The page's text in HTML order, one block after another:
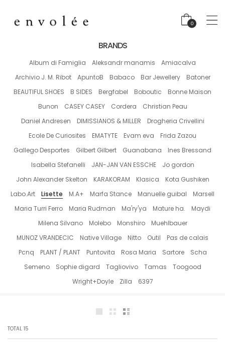
0
BRANDS
Album di Famiglia Aleksandr manamis
Amiacalva
Archivio J. M. Ribot
ApuntoB Babaco Bar Jewellery
Batoner
BEAUTIFUL SHOES
B SIDES Bergfabel Boboutic
Bonne Maison
Bunon
CASEY CASEY Cordera
Christian Peau
Daniel Andresen
DIMISSIANOS & MILLER
Drogheria Crivellini
Ecole De Curiosites
EMATYTE Evam eva
Frida Zazou
Gallego Desportes
Gilbert Gilbert Guanabana
Ines Bressand
Isabella Stefanelli
JAN-JAN VAN ESSCHE
Jo gordon
John Alexander Skelton
KARAKORAM Klasica
Kota Gushiken
Labo.Art
Lisette M.A+ Marfa Stance Manuelle guibal
Marsell
Maria Turri Ferro
Maria Rudman Ma'ry'ya Mature ha.
Maydi
Milena Silvano
Molebo Monshiro
Muehlbauer
MUNOZ VRANDECIC
Native Village Nitto Outil
Pas de calais
Pcnq
PLANT / PLANT Puntovita Rosa Maria Sartore
Scha
Semeno
Sophie digard Tagliovivo Tamas
Toogood
Wright+Doyle
Zilla 6397
TOTAL 15